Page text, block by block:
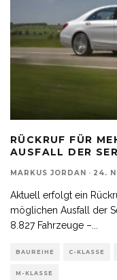
RÜCKRUF FÜR
AUSFALL DER
MARKUS JORDAN · 24.
Aktuell erfolgt ein
möglichen Ausfall der
8.827 Fahrzeuge –
BAUREIHE C-KLASSE
M-KLASSE